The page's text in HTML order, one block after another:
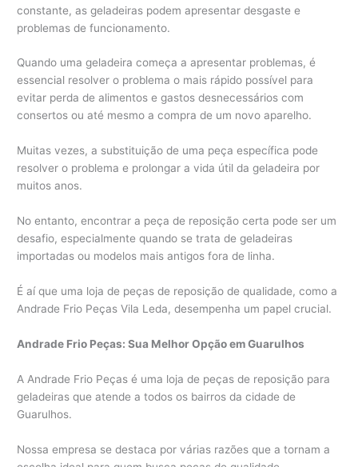
constante, as geladeiras podem apresentar desgaste e
problemas de funcionamento.
Quando uma geladeira começa a apresentar problemas, é
essencial resolver o problema o mais rápido possível para
evitar perda de alimentos e gastos desnecessários com
consertos ou até mesmo a compra de um novo aparelho.
Muitas vezes, a substituição de uma peça específica pode
resolver o problema e prolongar a vida útil da geladeira por
muitos anos.
No entanto, encontrar a peça de reposição certa pode ser um
desafio, especialmente quando se trata de geladeiras
importadas ou modelos mais antigos fora de linha.
É aí que uma loja de peças de reposição de qualidade, como a
Andrade Frio Peças Vila Leda, desempenha um papel crucial.
Andrade Frio Peças: Sua Melhor Opção em Guarulhos
A Andrade Frio Peças é uma loja de peças de reposição para
geladeiras que atende a todos os bairros da cidade de
Guarulhos.
Nossa empresa se destaca por várias razões que a tornam a